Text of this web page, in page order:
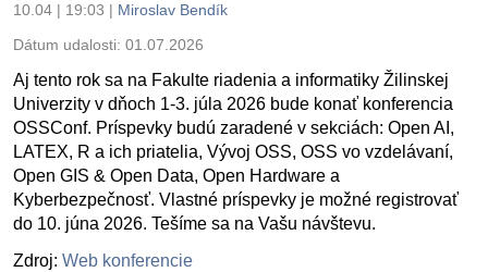
10.04 | 19:03 | Miroslav Bendík
Dátum udalosti: 01.07.2026
Aj tento rok sa na Fakulte riadenia a informatiky Žilinskej
Univerzity v dňoch 1-3. júla 2026 bude konať konferencia
OSSConf. Príspevky budú zaradené v sekciách: Open AI,
LATEX, R a ich priatelia, Vývoj OSS, OSS vo vzdelávaní,
Open GIS & Open Data, Open Hardware a
Kyberbezpečnosť. Vlastné príspevky je možné registrovať
do 10. júna 2026. Tešíme sa na Vašu návštevu.
Zdroj: Web konferencie